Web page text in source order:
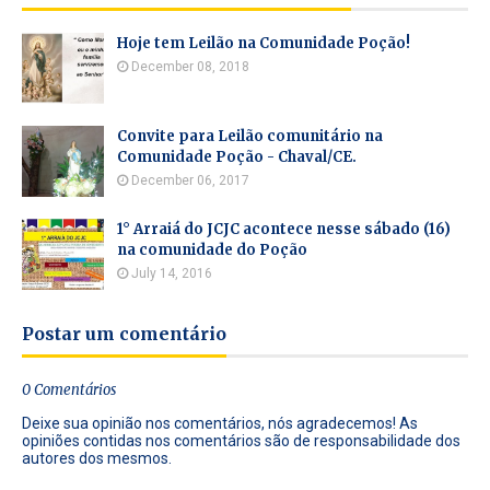
Hoje tem Leilão na Comunidade Poção!
December 08, 2018
Convite para Leilão comunitário na
Comunidade Poção - Chaval/CE.
December 06, 2017
1° Arraiá do JCJC acontece nesse sábado (16)
na comunidade do Poção
July 14, 2016
Postar um comentário
0 Comentários
Deixe sua opinião nos comentários, nós agradecemos! As
opiniões contidas nos comentários são de responsabilidade dos
autores dos mesmos.